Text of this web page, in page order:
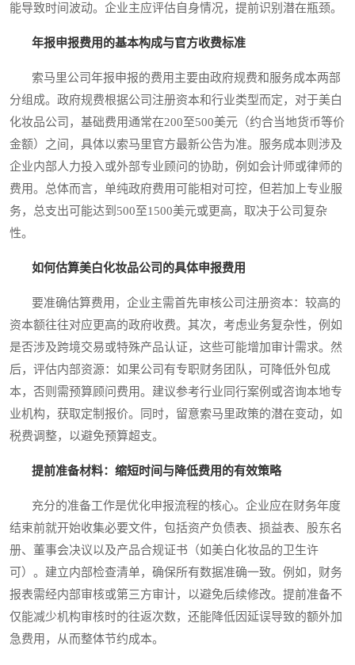
能导致时间波动。企业主应评估自身情况，提前识别潜在瓶颈。
年报申报费用的基本构成与官方收费标准
索马里公司年报申报的费用主要由政府规费和服务成本两部
分组成。政府规费根据公司注册资本和行业类型而定，对于美白
化妆品公司，基础费用通常在200至500美元（约合当地货币等价
金额）之间，具体以索马里官方最新公告为准。服务成本则涉及
企业内部人力投入或外部专业顾问的协助，例如会计师或律师的
费用。总体而言，单纯政府费用可能相对可控，但若加上专业服
务，总支出可能达到500至1500美元或更高，取决于公司复杂
性。
如何估算美白化妆品公司的具体申报费用
要准确估算费用，企业主需首先审核公司注册资本：较高的
资本额往往对应更高的政府收费。其次，考虑业务复杂性，例如
是否涉及跨境交易或特殊产品认证，这些可能增加审计需求。然
后，评估内部资源：如果公司有专职财务团队，可降低外包成
本，否则需预算顾问费用。建议参考行业同行案例或咨询本地专
业机构，获取定制报价。同时，留意索马里政策的潜在变动，如
税费调整，以避免预算超支。
提前准备材料：缩短时间与降低费用的有效策略
充分的准备工作是优化申报流程的核心。企业应在财务年度
结束前就开始收集必要文件，包括资产负债表、损益表、股东名
册、董事会决议以及产品合规证书（如美白化妆品的卫生许
可）。建立内部检查清单，确保所有数据准确一致。例如，财务
报表需经内部审核或第三方审计，以避免后续修改。提前准备不
仅能减少机构审核时的往返次数，还能降低因延误导致的额外加
急费用，从而整体节约成本。